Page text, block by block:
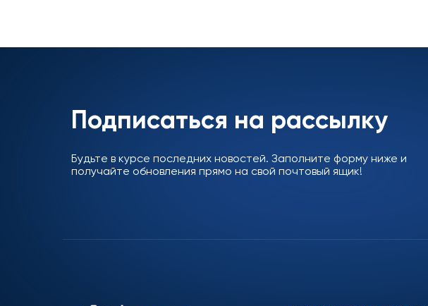
Подписаться на рассылку
Будьте в курсе последних новостей. Заполните форму ниже и
получайте обновления прямо на свой почтовый ящик!